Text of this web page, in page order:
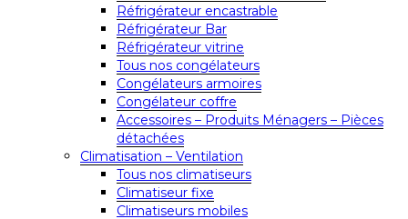
Réfrigérateur encastrable
Réfrigérateur Bar
Réfrigérateur vitrine
Tous nos congélateurs
Congélateurs armoires
Congélateur coffre
Accessoires – Produits Ménagers – Pièces
détachées
Climatisation – Ventilation
Tous nos climatiseurs
Climatiseur fixe
Climatiseurs mobiles